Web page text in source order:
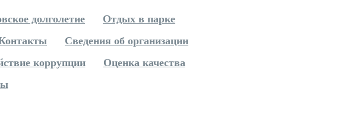
долголетие
Отдых в парке
Сведения об организации
коррупции
Оценка качества